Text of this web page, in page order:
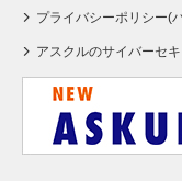
プライバシーポリシー(
アスクルのサイバーセ